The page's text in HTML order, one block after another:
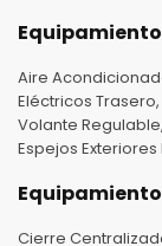
Aire
Eléctricos
Volante
Espejos
Cierre